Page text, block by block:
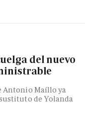
del nuevo
Antonio Maíllo ya
de Yolanda